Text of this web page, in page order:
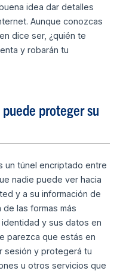
idea dar detalles
Aunque conozcas
dice ser, ¿quién te
y robarán tu
puede proteger su
un túnel encriptado entre
nadie puede ver hacia
y a su información de
las formas más
y sus datos en
parezca que estás en
sesión y protegerá tu
u otros servicios que